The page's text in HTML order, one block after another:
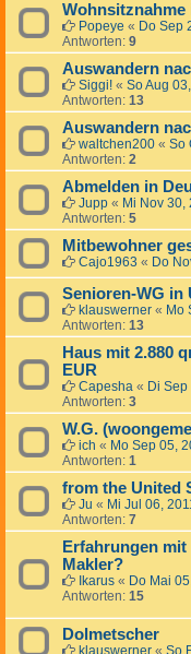
Wohnsitznahme
Popeye « Do Sep
Antworten: 9
Auswandern
Siggi! « So Aug
Antworten: 13
Auswandern
waltchen200 « So
Antworten: 2
Abmelden in
Jupp « Mi Nov 30,
Antworten: 5
Mitbewohner
Cajo1963 « Do
Senioren-WG in
klauswerner « Mo
Antworten: 13
Haus mit 2.880
EUR
Capesha « Di
Antworten: 3
W.G.
ich « Mo Sep 05,
Antworten: 1
from the United
Ju « Mi Jul 06,
Antworten: 7
Erfahrungen
Makler?
Ikarus « Do Mai
Antworten: 15
Dolmetscher